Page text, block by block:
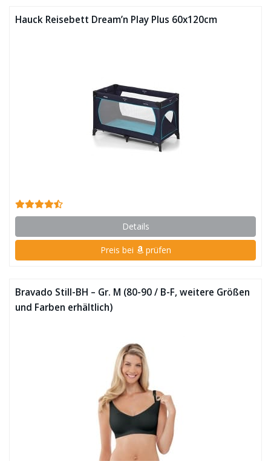
Hauck Reisebett Dream’n Play Plus 60x120cm
Details
Preis bei prüfen
Bravado Still-BH – Gr. M (80-90 / B-F, weitere Größen
und Farben erhältlich)